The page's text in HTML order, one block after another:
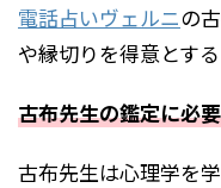
電話占いヴェルニの
や縁切りを得意とする
古布先生の鑑定に必
古布先生は心理学を